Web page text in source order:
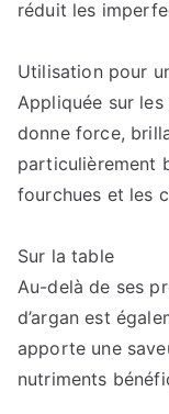
réduit les
Utilisation pour
Appliquée sur les
donne force,
particulièrement
fourchues et les
Sur la table
Au-delà de ses
d’argan est
apporte une
nutriments